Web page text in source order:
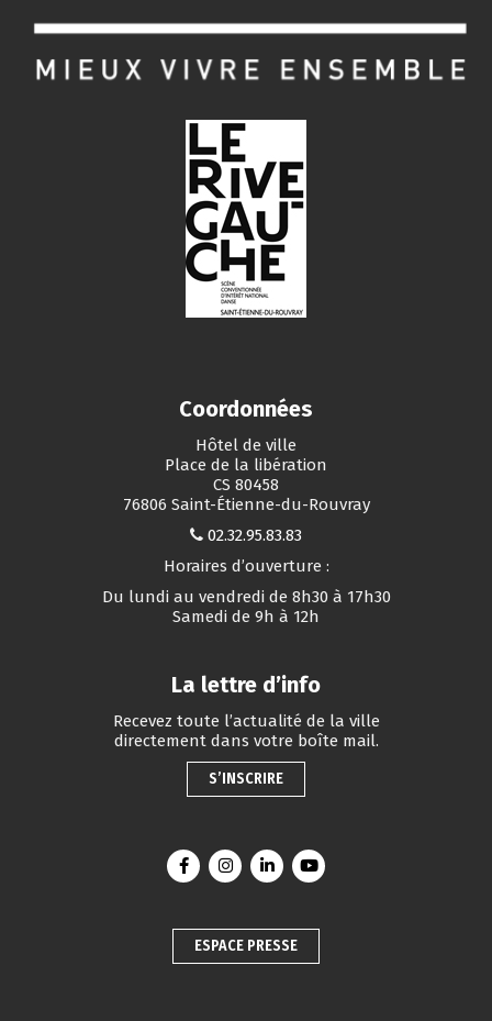
Coordonnées
Hôtel de ville
Place de la libération
CS 80458
76806 Saint-Étienne-du-Rouvray
02.32.95.83.83
Horaires d’ouverture :
Du lundi au vendredi de 8h30 à 17h30
Samedi de 9h à 12h
La lettre d’info
Recevez toute l’actualité de la ville
directement dans votre boîte mail.
S’INSCRIRE
Lien vers le compte Facebook
Lien vers le compte Instagram
Lien vers le compte Linkedin
Lien vers la chaîne
ESPACE PRESSE